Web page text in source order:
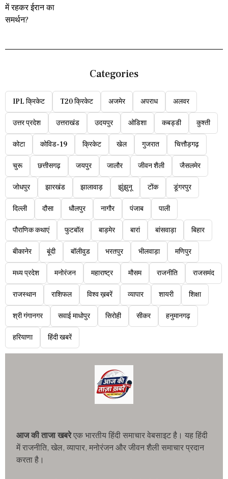
Categories
IPL क्रिकेट T20 क्रिकेट अजमेर अपराध अलवर
उत्तर प्रदेश उत्तराखंड उदयपुर ओडिशा कबड्डी कुश्ती
कोटा कोविड-19 क्रिकेट खेल गुजरात चित्तौड़गढ़
चुरू छत्तीसगढ़ जयपुर जालौर जीवन शैली जैसलमेर
जोधपुर झारखंड झालावाड़ झुंझुनू टोंक डूंगरपुर
दिल्ली दौसा धौलपुर नागौर पंजाब पाली
पौराणिक कथाएं फुटबॉल बाड़मेर बारां बांसवाड़ा बिहार
बीकानेर बूंदी बॉलीवुड भरतपुर भीलवाड़ा मणिपुर
मध्य प्रदेश मनोरंजन महाराष्ट्र मौसम राजनीति राजसमंद
राजस्थान राशिफल विश्व ख़बरें व्यापार शायरी शिक्षा
श्री गंगानगर सवाई माधोपुर सिरोही सीकर हनुमानगढ़
हरियाणा हिंदी खबरें
आज की ताजा खबरेएक भारतीय हिंदी समाचार वेबसाइट है। यह हिंदी
में राजनीति, खेल, व्यापार, मनोरंजन और जीवन शैली समाचार प्रदान
करता है।